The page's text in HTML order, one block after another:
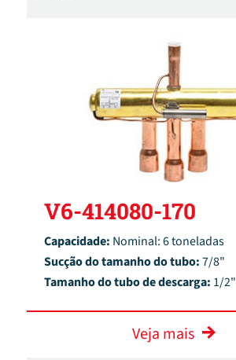
V6-414080-170
Capacidade: Nominal: 6 toneladas
Sucção do tamanho do tubo:7/8"
Tamanho do tubo de descarga: 1/2"
Veja mais